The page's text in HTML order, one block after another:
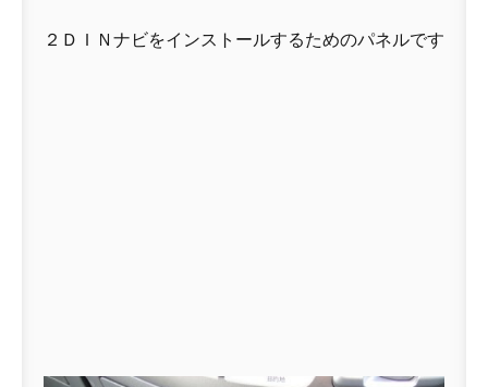
２ＤＩＮナビをインストールするためのパネルです